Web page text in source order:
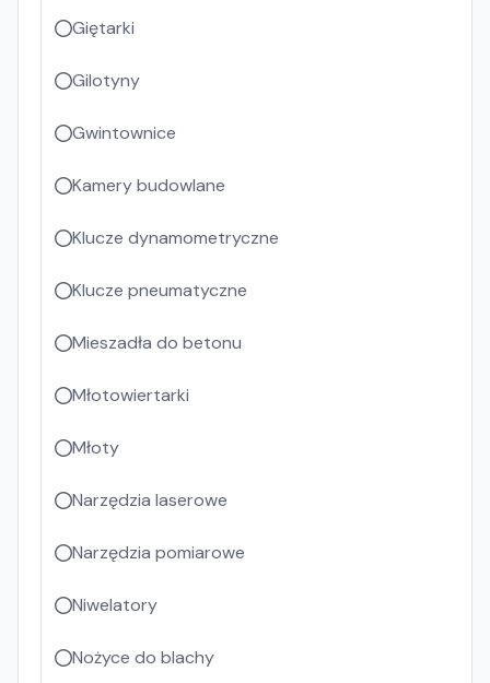
Giętarki
Gilotyny
Gwintownice
Kamery budowlane
Klucze dynamometryczne
Klucze pneumatyczne
Mieszadła do betonu
Młotowiertarki
Młoty
Narzędzia laserowe
Narzędzia pomiarowe
Niwelatory
Nożyce do blachy